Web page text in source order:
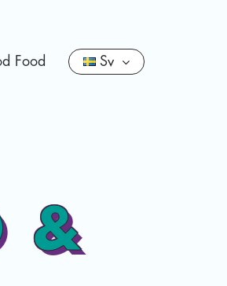
Food Sv
&